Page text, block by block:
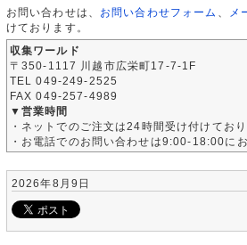
お問い合わせは、 お問い合わせフォーム メ
けております。
収集ワールド
〒350-1117 川越市広栄町17-7-1F
TEL 049-249-2525
FAX 049-257-4989
▼営業時間
・ネットでのご注文は24時間受け付けており
・お電話でのお問い合わせは9:00-18:00にお
2026年8月9日